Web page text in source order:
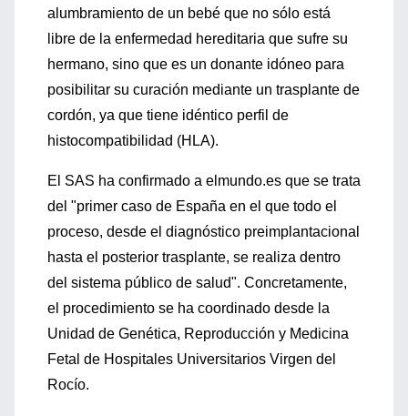
alumbramiento de un bebé que no sólo está
libre de la enfermedad hereditaria que sufre su
hermano, sino que es un donante idóneo para
posibilitar su curación mediante un trasplante de
cordón, ya que tiene idéntico perfil de
histocompatibilidad (HLA).
El SAS ha confirmado a elmundo.es que se trata
del "primer caso de España en el que todo el
proceso, desde el diagnóstico preimplantacional
hasta el posterior trasplante, se realiza dentro
del sistema público de salud". Concretamente,
el procedimiento se ha coordinado desde la
Unidad de Genética, Reproducción y Medicina
Fetal de Hospitales Universitarios Virgen del
Rocío.